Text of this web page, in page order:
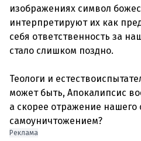
изображениях символ
интерпретируют их как
себя ответственность за
стало слишком поздно.
Теологи и
может быть, Апокалипсис
а скорее отражение нашего
самоуничтожением?
Реклама